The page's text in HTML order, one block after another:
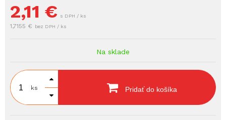
2,11 € s DPH / ks
1,7155 € bez DPH / ks
Na sklade
ks Pridať do košíka